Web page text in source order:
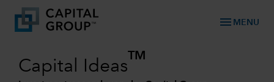
menu MENU
Capital Ideas
TM